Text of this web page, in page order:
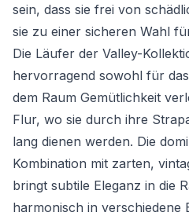
sein, dass sie frei von
sie zu einer sicheren Wahl
Die Läufer der Valley-
hervorragend sowohl für
dem Raum Gemütlichkeit
Flur, wo sie durch ihre
lang dienen werden. Die
Kombination mit zarten,
bringt subtile Eleganz in die
harmonisch in verschiedene